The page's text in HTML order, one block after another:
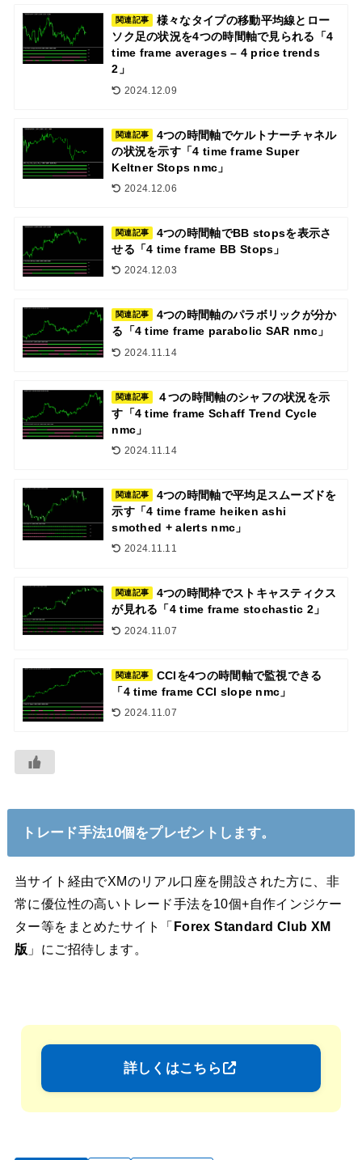
関連記事
様々なタイプの移動平均線とロー
ソク足の状況を4つの時間軸で見られる「4
time frame averages – 4 price trends
2」
2024.12.09
関連記事
4つの時間軸でケルトナーチャネル
の状況を示す「4 time frame Super
Keltner Stops nmc」
2024.12.06
関連記事
4つの時間軸でBB stopsを表示さ
せる「4 time frame BB Stops」
2024.12.03
関連記事
4つの時間軸のパラボリックが分か
る「4 time frame parabolic SAR nmc」
2024.11.14
関連記事
４つの時間軸のシャフの状況を示
す「4 time frame Schaff Trend Cycle
nmc」
2024.11.14
関連記事
4つの時間軸で平均足スムーズドを
示す「4 time frame heiken ashi
smothed + alerts nmc」
2024.11.11
関連記事
4つの時間枠でストキャスティクス
が見れる「4 time frame stochastic 2」
2024.11.07
関連記事
CCIを4つの時間軸で監視できる
「4 time frame CCI slope nmc」
2024.11.07
トレード手法10個をプレゼントします。
当サイト経由でXMのリアル口座を開設された方に、非
常に優位性の高いトレード手法を10個+自作インジケー
ター等をまとめたサイト「 Forex Standard Club XM
版 」にご招待します。
詳しくはこちら